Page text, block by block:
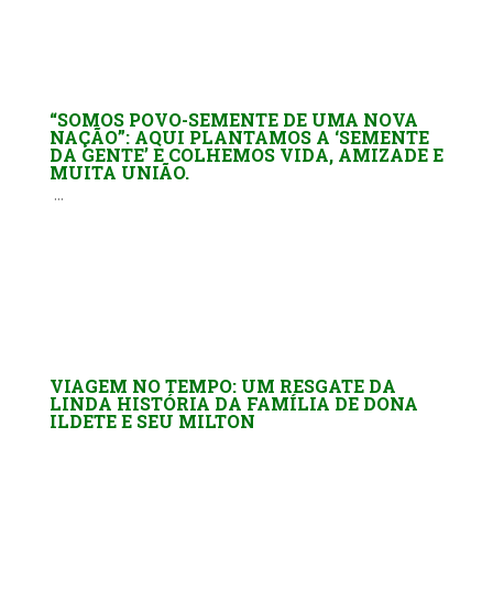
“SOMOS POVO-SEMENTE DE UMA NOVA
NAÇÃO”: AQUI PLANTAMOS A ‘SEMENTE
DA GENTE’ E COLHEMOS VIDA, AMIZADE E
MUITA UNIÃO.
...
VIAGEM NO TEMPO: UM RESGATE DA
LINDA HISTÓRIA DA FAMÍLIA DE DONA
ILDETE E SEU MILTON